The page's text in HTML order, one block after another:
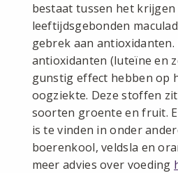
bestaat tussen het krijgen
leeftijdsgebonden
gebrek aan antioxidanten.
antioxidanten (luteïne en
gunstig effect hebben op
oogziekte. Deze stoffen
soorten groente en fruit.
is te vinden in onder
boerenkool, veldsla en
meer advies over voeding